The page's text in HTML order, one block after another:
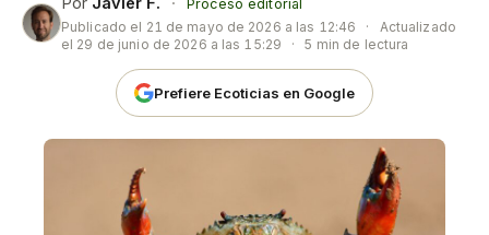
Proceso editorial
Publicado el 21 de mayo de 2026 a las 12:46 ·
Actualizado
el 29 de junio de 2026 a las 15:29 · 5 min de lectura
Prefiere Ecoticias en Google